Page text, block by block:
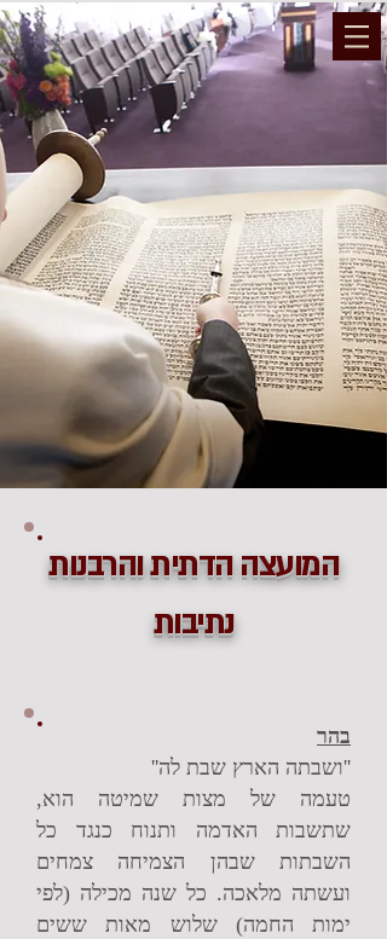
המועצה הדתית והרבנות נתיבות
המועצה הדתית והרבנות
נתיבות
בהר
''ושבתה הארץ שבת לה''
טעמה של מצות שמיטה הוא,
שתשבות האדמה ותנוח כנגד כל
השבתות שבהן הצמיחה צמחים
ועשתה מלאכה. כל שנה מכילה (לפי
ימות החמה) שלוש מאות ששים